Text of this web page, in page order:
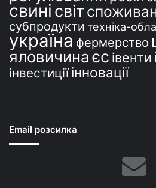
свині світ
субпродукти техніка-
україна фермерство
яловичинаєс івенти
інвестиції інновації
Email розсилка